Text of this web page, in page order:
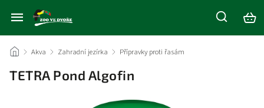
/ Akva / Zahradní jezírka / Přípravky proti řasám
TETRA Pond Algofin